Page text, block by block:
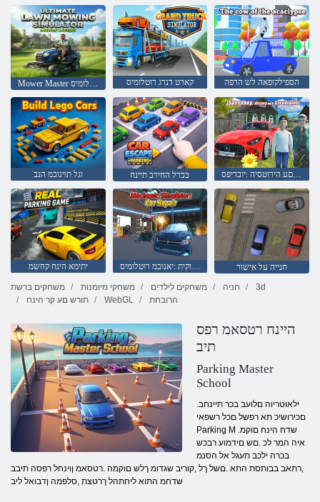
קארט דנרג רוטלומיס הספילקופאה לש הרפה
וגל תוינוכמ הנב בכרל החירב תיינח אבס םע הירוטסיה :יובדיפס
יתימא הינח קחשמ בכר ןוקית :יאנוכמ רוטלומיס
חנייה על אישור
משחקים ברשת
משחקי מיומנות משחקים לילדים חניה
3d
תורש םע קר הינח
WebGL הרובחת
היינח רטסאמ רפס
תיב
Parking Master
School
.ילאוטריוה םלועב בכר תיינחב
םכירושיכ תא רפשל םכל רשפאי
Parking M .שדח הינח םוקמ
איה המר לכ .םש םידמוע רבכש
בכרה ילכב תעגל אל הסנמ
,רתאב בבותסת התא .םשל ךל ,קוריב שגדומ ךלש םוקמה .רטסאמ ןוינחל רפסה תיבב
שדחמ התוא ליחתהל ךרטצת ,סלפמה ןדבואל ליב